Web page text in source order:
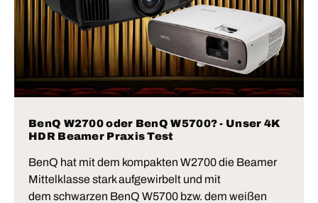
BenQ W2700 oder BenQ W5700? - Unser 4K
HDR Beamer Praxis Test
BenQ hat mit dem kompakten W2700 die Beamer
Mittelklasse stark aufgewirbelt und mit
dem schwarzen BenQ W5700 bzw. dem weißen